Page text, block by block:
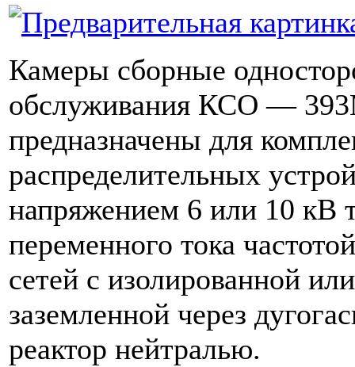
Камеры сборные
обслуживания КСО —
предназначены для
распределительных
напряжением 6 или 10 кВ
переменного тока
сетей с изолированной или
заземленной через
реактор нейтралью.